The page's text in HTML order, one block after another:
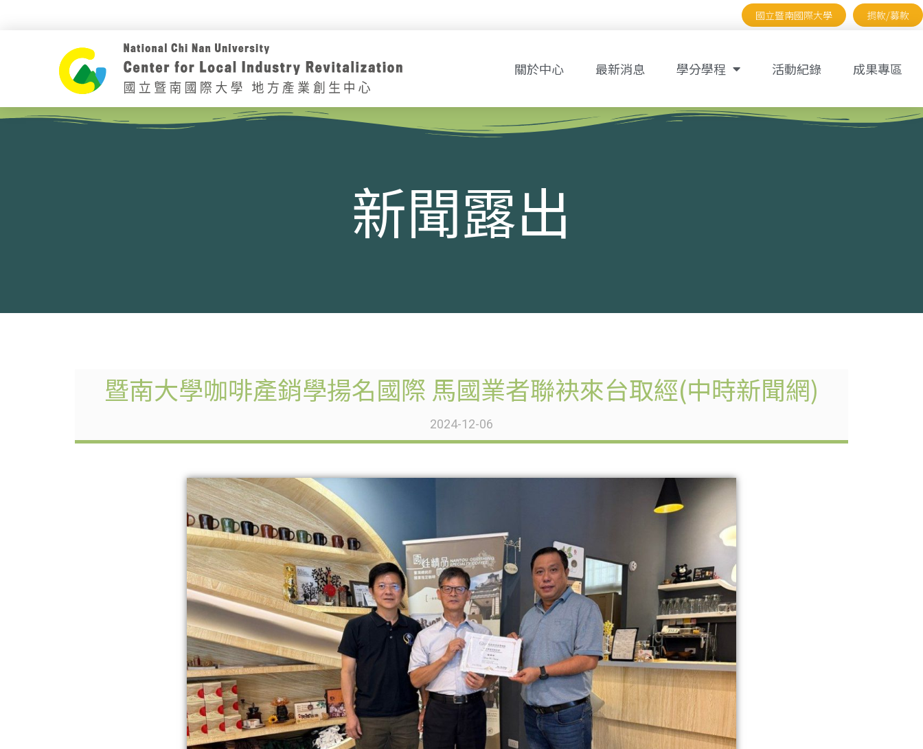
國立暨南國際大學 捐款/募款
關於中心 最新消息 學分學程 活動紀錄 成果專區
新聞露出
暨南大學咖啡產銷學揚名國際 馬國業者聯袂來台取經(中時新聞網)
2024-12-06